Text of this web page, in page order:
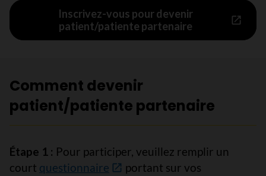
Inscrivez-vous pour devenir
patient/patiente partenaire
Comment devenir
patient/patiente partenaire
Étape 1 : Pour participer, veuillez remplir un
court questionnaire
portant sur vos